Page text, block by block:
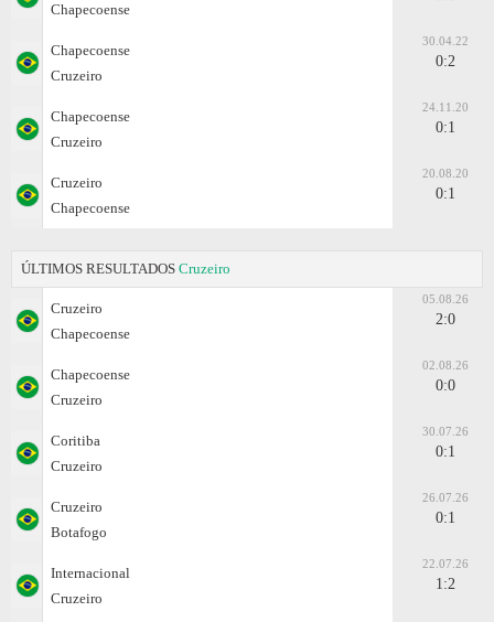
Chapecoense
Chapecoense
Cruzeiro
30.04.22
0:2
Chapecoense
Cruzeiro
24.11.20
0:1
Cruzeiro
Chapecoense
20.08.20
0:1
ÚLTIMOS RESULTADOS Cruzeiro
Cruzeiro
Chapecoense
05.08.26
2:0
Chapecoense
Cruzeiro
02.08.26
0:0
Coritiba
Cruzeiro
30.07.26
0:1
Cruzeiro
Botafogo
26.07.26
0:1
Internacional
Cruzeiro
22.07.26
1:2